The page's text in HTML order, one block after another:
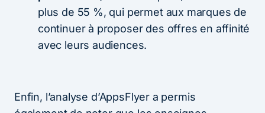
plus de 55 %, qui permet aux marques de
continuer à proposer des offres en affinité
avec leurs audiences.
Enfin, l’analyse d’AppsFlyer a permis